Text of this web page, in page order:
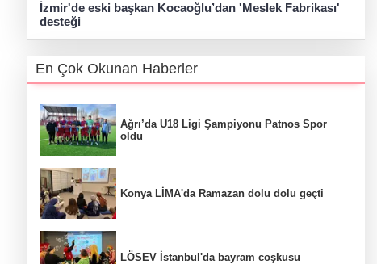
İzmir'de eski başkan Kocaoğlu’dan 'Meslek Fabrikası'
desteği
En Çok Okunan Haberler
Ağrı’da U18 Ligi Şampiyonu Patnos Spor
oldu
Konya LİMA'da Ramazan dolu dolu geçti
LÖSEV İstanbul'da bayram coşkusu